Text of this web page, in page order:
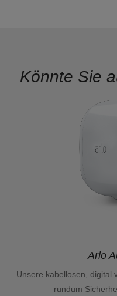
Könnte Sie
Arlo
Unsere kabellosen, digital
rundum